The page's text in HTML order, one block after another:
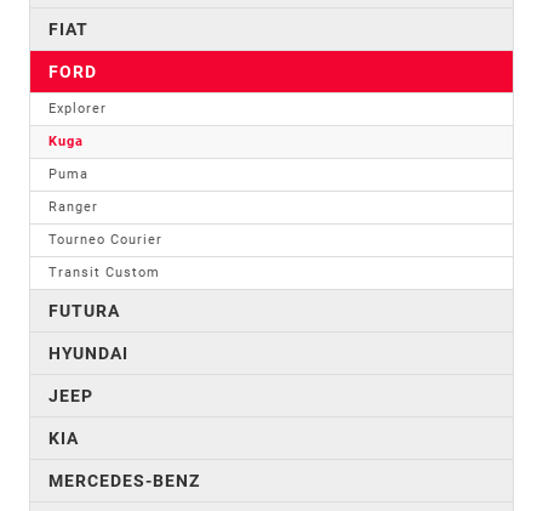
FIAT
FORD
Explorer
Kuga
Puma
Ranger
Tourneo Courier
Transit Custom
FUTURA
HYUNDAI
JEEP
KIA
MERCEDES-BENZ